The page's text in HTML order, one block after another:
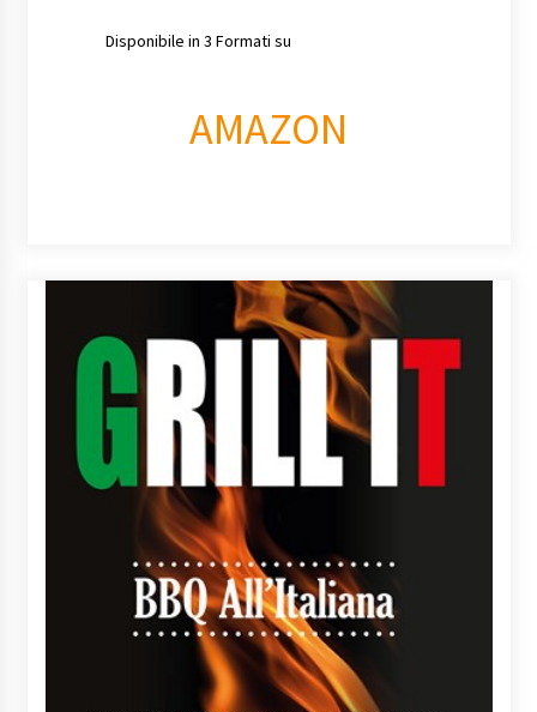
Disponibile in 3 Formati su
AMAZON